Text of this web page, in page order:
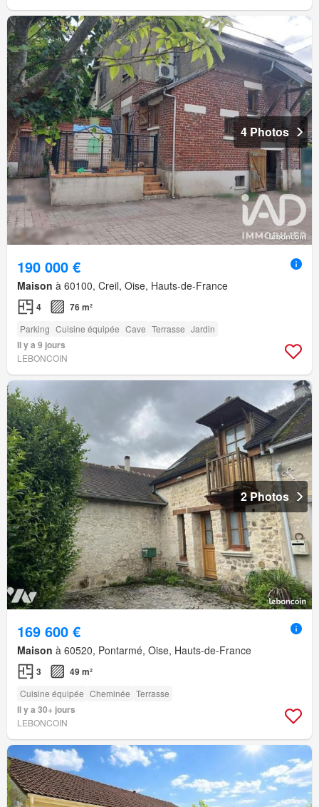
4 Photos
190 000 €
Maison à 60100, Creil, Oise, Hauts-de-France
4 76 m²
Parking Cuisine équipée Cave Terrasse Jardin
Il y a 9 jours
LEBONCOIN
2 Photos
169 600 €
Maison à 60520, Pontarmé, Oise, Hauts-de-France
3 49 m²
Cuisine équipée Cheminée Terrasse
Il y a 30+ jours
LEBONCOIN